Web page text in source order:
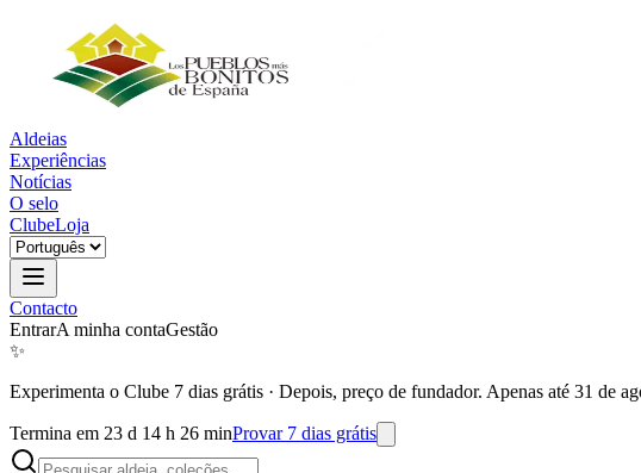
Aldeias
Experiências
Notícias
O selo
ClubeLoja
Contacto
EntrarA minha contaGestão
✨
Experimenta o Clube 7 dias grátis · Depois, preço de fundador. Apenas até 31 de
Termina em 23 d 14 h 26 minProvar 7 dias grátis